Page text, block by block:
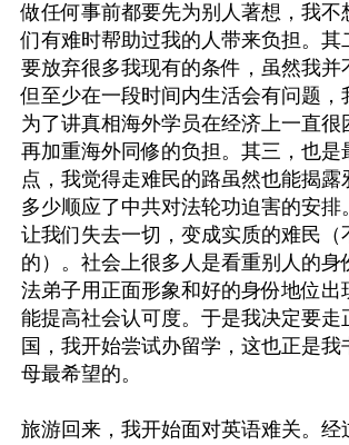
做任何事前都要先为别人著想，我不
们有难时帮助过我的人带来负担。其
要放弃很多我现有的条件，虽然我并
但至少在一段时间内生活会有问题，
为了讲真相海外学员在经济上一直很
再加重海外同修的负担。其三，也是
点，我觉得走难民的路虽然也能揭露
多少顺应了中共对法轮功迫害的安排
让我们失去一切，变成实质的难民（
的）。社会上很多人是看重别人的身
法弟子用正面形象和好的身份地位出
能提高社会认可度。于是我决定要走
国，我开始尝试办留学，这也正是我
母最希望的。
旅游回来，我开始面对英语难关。经